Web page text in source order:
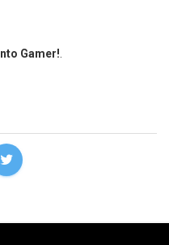
Gamer!